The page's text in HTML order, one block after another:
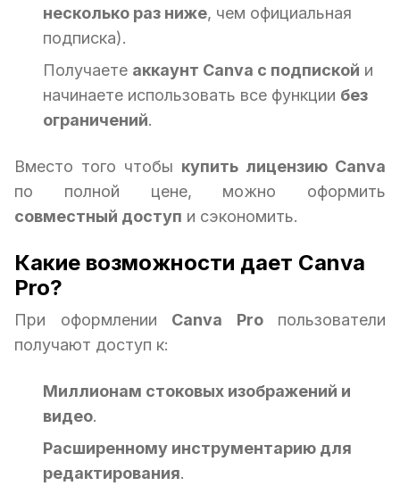
несколько раз ниже, чем официальная
подписка).
Получаете аккаунт Canva с подпиской и
начинаете использовать все функции без
ограничений.
Вместо того чтобы купить лицензию Canva
по полной цене, можно оформить
совместный доступ и сэкономить.
Какие возможности дает Canva
Pro?
При оформлении Canva Proпользователи
получают доступ к:
Миллионам стоковых изображений и
видео.
Расширенному инструментарию для
редактирования.